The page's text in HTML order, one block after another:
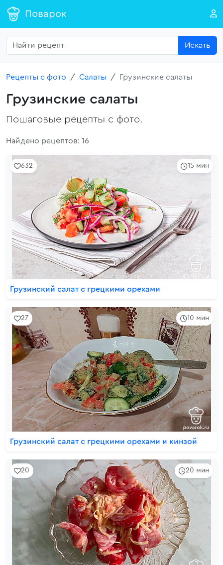
Поварок
Искать
Рецепты с фото Салаты Грузинские салаты
Грузинские салаты
Пошаговые рецепты с фото.
Найдено рецептов: 16
15 мин
632
Грузинский салат с грецкими орехами
10 мин
27
Грузинский салат с грецкими орехами и кинзой
20 мин
20